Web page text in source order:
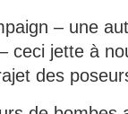
– une
ceci jette à
des